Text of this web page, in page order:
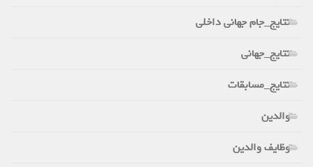
نتایج_جام جهانی داخلی
نتایج_جهانی
نتایج_مسابقات
والدین
وظایف والدین